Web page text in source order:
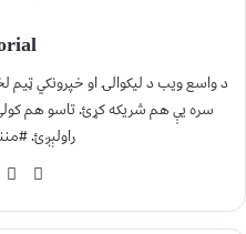
د واسع ویب د لیکوالۍ او خپرونکي
سره یې هم شریکه کړئ. تاسو هم
راولېږئ.